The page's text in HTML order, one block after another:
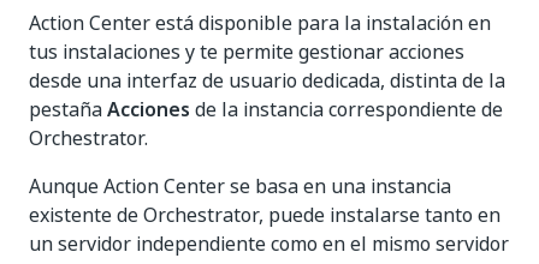
Action Center está disponible para la instalación en
tus instalaciones y te permite gestionar acciones
desde una interfaz de usuario dedicada, distinta de la
pestañaAcciones de la instancia correspondiente de
Orchestrator.
Aunque Action Center se basa en una instancia
existente de Orchestrator, puede instalarse tanto en
un servidor independiente como en el mismo servidor